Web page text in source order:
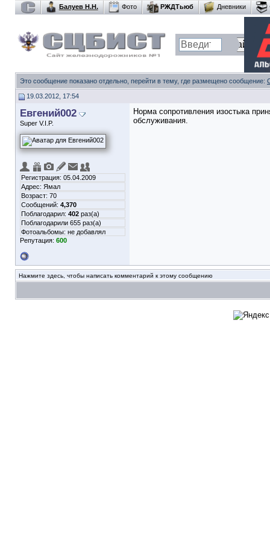
Балуев Н.Н. Фото РЖДТьюб Дневники
Это сообщение показано отдельно, перейти в тему, где размещено сообщение:
19.03.2012, 17:54
Евгений002
Super V.I.P.
Регистрация: 05.04.2009
Адрес: Ямал
Возраст: 70
Сообщений: 4,370
Поблагодарил: 402 раз(а)
Поблагодарили 655 раз(а)
Фотоальбомы: не добавлял
Репутация: 600
Норма сопротивления изостыка
обслуживания.
Нажмите здесь, чтобы написать комментарий к этому сообщению